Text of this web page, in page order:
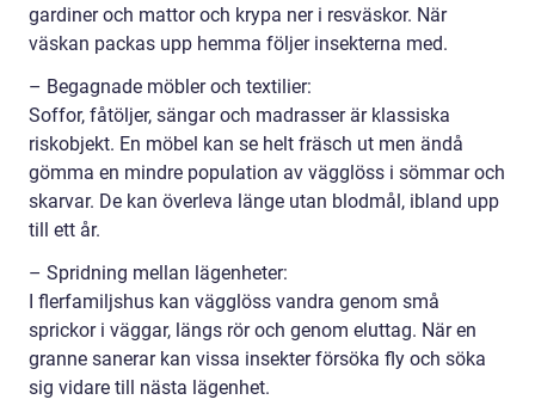
gardiner och mattor och krypa ner i resväskor. När
väskan packas upp hemma följer insekterna med.
– Begagnade möbler och textilier:
Soffor, fåtöljer, sängar och madrasser är klassiska
riskobjekt. En möbel kan se helt fräsch ut men ändå
gömma en mindre population av vägglöss i sömmar och
skarvar. De kan överleva länge utan blodmål, ibland upp
till ett år.
– Spridning mellan lägenheter:
I flerfamiljshus kan vägglöss vandra genom små
sprickor i väggar, längs rör och genom eluttag. När en
granne sanerar kan vissa insekter försöka fly och söka
sig vidare till nästa lägenhet.